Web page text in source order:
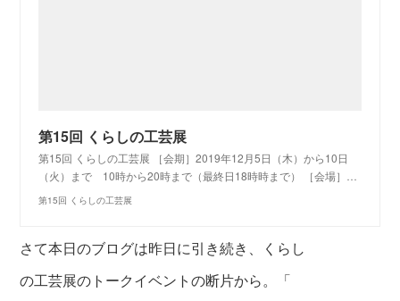
第15回 くらしの工芸展
第15回 くらしの工芸展 ［会期］2019年12月5日（木）から10日
（火）まで 10時から20時まで（最終日18時時まで） ［会場］…
第15回 くらしの工芸展
さて本日のブログは昨日に引き続き、くらし
の工芸展のトークイベントの断片から。「